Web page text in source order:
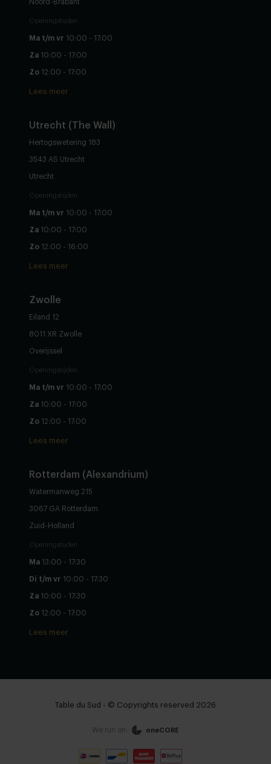
Doorgaan Zie winkelwagen
Stel zelf samen
Noord-Brabant
Openingstijden
Ma t/m vr 10:00 - 17:00
Za 10:00 - 17:00
Zo 12:00 - 17:00
Lees meer
Utrecht (The Wall)
Hertogswetering 183
3543 AS Utrecht
Utrecht
Openingstijden
Ma t/m vr 10:00 - 17:00
Za 10:00 - 17:00
Zo 12:00 - 16:00
Lees meer
Zwolle
Eiland 12
8011 XR Zwolle
Overijssel
Openingstijden
Ma t/m vr 10:00 - 17:00
Za 10:00 - 17:00
Zo 12:00 - 17:00
Lees meer
Rotterdam (Alexandrium)
Watermanweg 215
3067 GA Rotterdam
Zuid-Holland
Openingstijden
Ma 13:00 - 17:30
Di t/m vr 10:00 - 17:30
Za 10:00 - 17:30
Zo 12:00 - 17:00
Lees meer
Table du Sud - © Copyrights reserved 2026
We run on: oneCORE